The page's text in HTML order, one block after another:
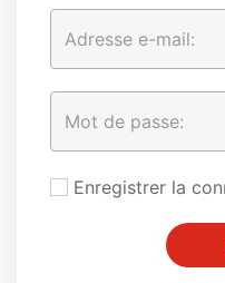
Enregistrer la